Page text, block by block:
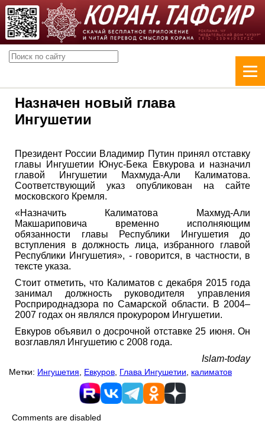
Назначен новый глава
Ингушетии
Президент России Владимир Путин принял отставку
главы Ингушетии Юнус-Бека Евкурова и назначил
главой Ингушетии Махмуда-Али Калиматова.
Соответствующий указ опубликован на сайте
московского Кремля.
«Назначить Калиматова Махмуд-Али
Макшариповича временно исполняющим
обязанности главы Республики Ингушетия до
вступления в должность лица, избранного главой
Республики Ингушетия», - говорится, в частности, в
тексте указа.
Стоит отметить, что Калиматов с декабря 2015 года
занимал должность руководителя управления
Росприроднадзора по Самарской области. В 2004–
2007 годах он являлся прокурором Ингушетии.
Евкуров объявил о досрочной отставке 25 июня. Он
возглавлял Ингушетию с 2008 года.
Islam-today
Метки: Ингушетия Евкуров Глава Ингушетии калиматов
Comments are disabled